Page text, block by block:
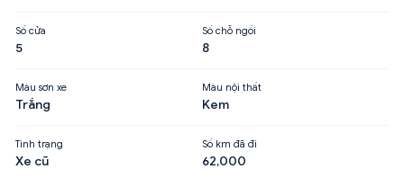
Số cửa
5
Số chỗ ngồi
8
Màu sơn xe
Trắng
Màu nội thất
Kem
Tình trạng
Xe cũ
Số km đã đi
62,000